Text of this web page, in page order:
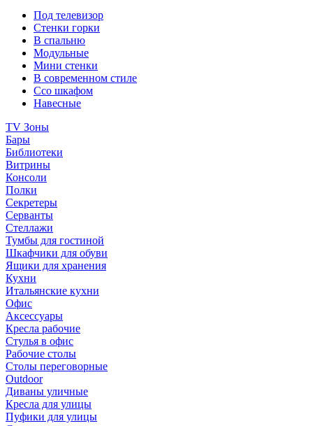
Под телевизор
Стенки горки
В спальню
Модульные
Мини стенки
В современном стиле
Ссо шкафом
Навесные
TV Зоны
Бары
Библиотеки
Витрины
Консоли
Полки
Секретеры
Серванты
Стеллажи
Тумбы для гостиной
Шкафчики для обуви
Ящики для хранения
Кухни
Итальянские кухни
Офис
Аксессуары
Кресла рабочие
Стулья в офис
Рабочие столы
Столы переговорные
Outdoor
Диваны уличные
Кресла для улицы
Пуфики для улицы